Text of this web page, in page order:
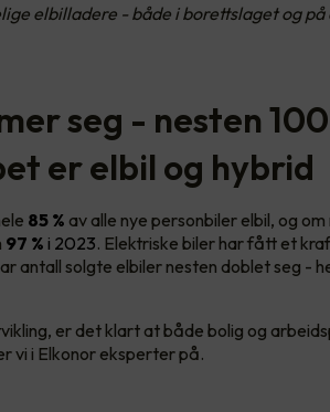
elbilladere - både i borettslaget og
seg - nesten
er elbil og hybrid
85 % av alle nye personbiler elbil, og
97 % i 2023. Elektriske biler har fått et
antall solgte elbiler nesten doblet seg -
er det klart at både bolig og
vi i Elkonor eksperter på.